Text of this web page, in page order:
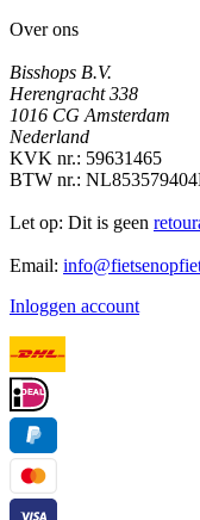
Over ons
Bisshops B.V.
Herengracht 338
1016 CG Amsterdam
Nederland
KVK nr.: 59631465
BTW nr.:
Let op: Dit is geen
Email:
Inloggen account